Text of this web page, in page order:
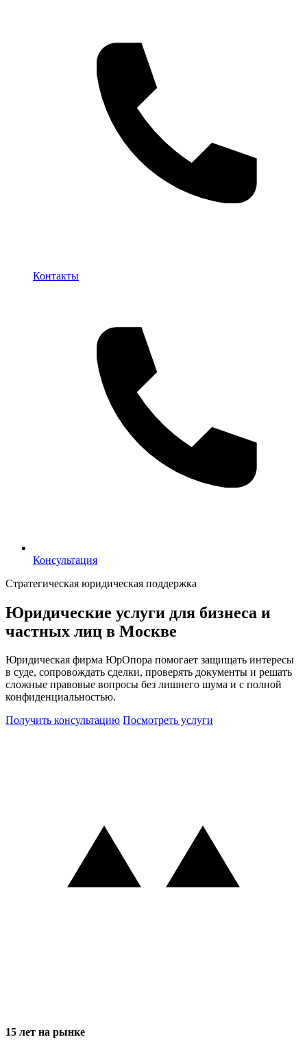
Контакты
Контакты
Консультация
Консультация
Стратегическая юридическая поддержка
Юридические услуги для бизнеса и
частных лиц в Москве
Юридическая фирма ЮрОпора помогает защищать интересы
в суде, сопровождать сделки, проверять документы и решать
сложные правовые вопросы без лишнего шума и с полной
конфиденциальностью.
Получить консультацию Посмотреть услуги
15 лет на рынке